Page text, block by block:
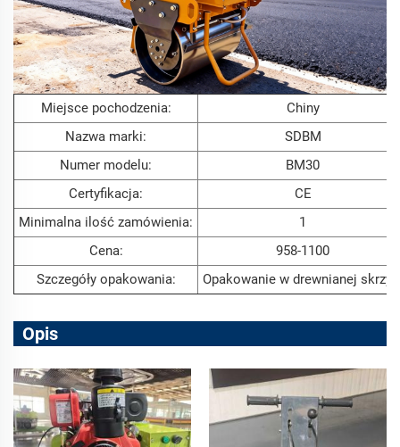
Miejsce pochodzenia:
Chiny
Nazwa marki:
SDBM
Numer modelu:
BM30
Certyfikacja:
CE
Minimalna ilość zamówienia:
1
Cena:
958-1100
Szczegóły opakowania:
Opakowanie w drewnianej
Opis